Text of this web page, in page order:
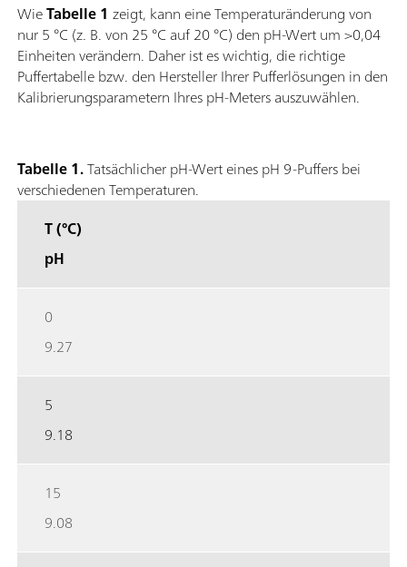
WieTabelle 1 zeigt, kann eine Temperaturänderung von
nur 5 °C (z. B. von 25 °C auf 20 °C) den pH-Wert um >0,04
Einheiten verändern. Daher ist es wichtig, die richtige
Puffertabelle bzw. den Hersteller Ihrer Pufferlösungen in den
Kalibrierungsparametern Ihres pH-Meters auszuwählen.
Tabelle 1.Tatsächlicher pH-Wert eines pH 9-Puffers bei
verschiedenen Temperaturen.
T (°C)
pH
0
9.27
5
9.18
15
9.08